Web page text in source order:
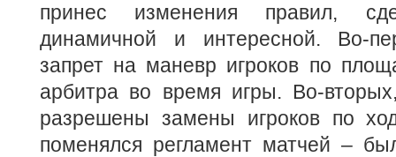
принес изменения правил,
динамичной и интересной. Во-
запрет на маневр игроков по
арбитра во время игры. Во-
разрешены замены игроков по
поменялся регламент матчей –